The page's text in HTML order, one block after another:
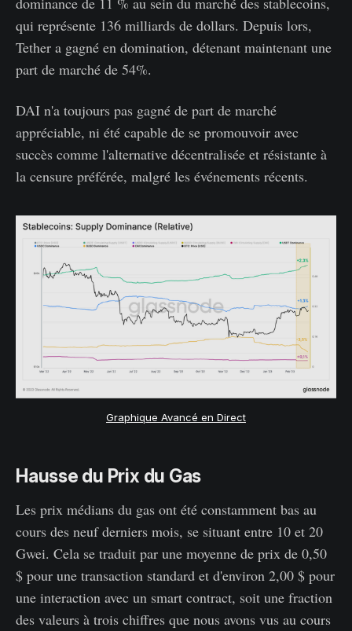
qui représente 136 milliards de dollars. Depuis lors,
Tether a gagné en domination, détenant maintenant une
part de marché de 54%.
DAI n'a toujours pas gagné de part de marché
appréciable, ni été capable de se promouvoir avec
succès comme l'alternative décentralisée et résistante à
la censure préférée, malgré les événements récents.
Graphique Avancé en Direct
Hausse du Prix du Gas
Les prix médians du gas ont été constamment bas au
cours des neuf derniers mois, se situant entre 10 et 20
Gwei. Cela se traduit par une moyenne de prix de 0,50
$ pour une transaction standard et d'environ 2,00 $ pour
une interaction avec un smart contract, soit une fraction
des valeurs à trois chiffres que nous avons vus au cours